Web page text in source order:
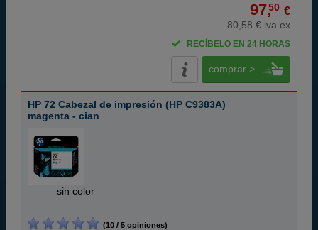
97,50 €
80,58 € iva ex
RECÍBELO EN 24 HORAS
comprar >
HP 72 Cabezal de impresión (HP C9383A)
magenta - cian
sin color
(10 / 5 opiniones)